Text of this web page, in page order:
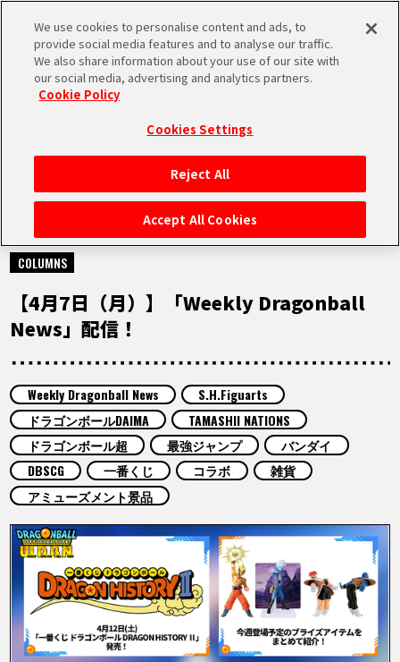
MEN
HOME
NEWS
RANKING
MOVIE
COLUMNS
ABOUT
LANGUAGE
JP
EN FR DE ES
NEWS
2025.04.07
COLUMNS
【4月7日（月）】「Weekly Dragonball
News」配信！
Weekly Dragonball News
S.H.Figuarts
ドラゴンボールDAIMA
TAMASHII NATIONS
ドラゴンボール超
最強ジャンプ
バンダイ
DBSCG
一番くじ コラボ
雑貨
アミューズメント景品
We use cookies to personalise content and ads, to
provide social media features and to analyse our traffic.
We also share information about your use of our site with
our social media, advertising and analytics partners.
Cookie Policy
Cookies Settings
Reject All
Accept All Cookies